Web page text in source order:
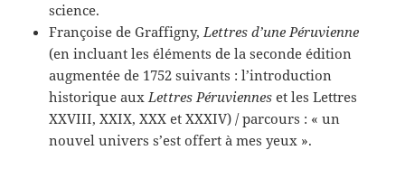
science.
Françoise de Graffigny,Lettres d’une Péruvienne
(en incluant les éléments de la seconde édition
augmentée de 1752 suivants : l’introduction
historique auxLettres Péruviennes et les Lettres
XXVIII, XXIX, XXX et XXXIV) / parcours : « un
nouvel univers s’est offert à mes yeux ».